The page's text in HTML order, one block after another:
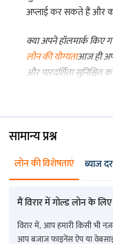
अप्लाई कर सकते हैं और
क्या अपने हॉलमार्क किए
लोन की योग्यताआज ही
और पारदर्शिता सुनिश्चित
सामान्य प्रश्न
लोन की विशेषताएं ब्याज दर
मैं विरार में गोल्ड लोन के
विरार में, आप हमारी किसी भी
आप बजाज फाइनेंस ऐप या